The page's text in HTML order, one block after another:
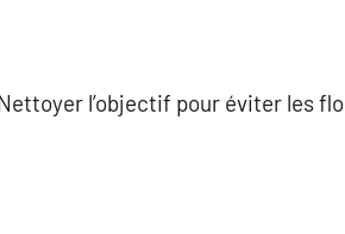
l’objectif pour éviter les